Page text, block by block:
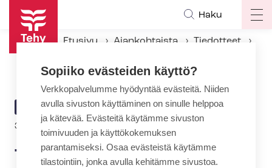
Hyppää
pääsisältöön
Haku
Etusivu Ajankohtaista
Tiedotteet
ARTIKKELIN
KATEGORIA
TIEDOTE
3.3.2022 | 12:00
Tehy ja SuPer: Lakkovaroitus
Sopiiko evästeiden käyttö?
Verkkopalvelumme hyödyntää evästeitä. Niiden
avulla sivuston käyttäminen on sinulle helppoa
ja kätevää. Evästeitä käytämme sivuston
toimivuuden ja käyttökokemuksen
parantamiseksi. Osaa evästeistä käytämme
tilastointiin, jonka avulla kehitämme sivustoa.